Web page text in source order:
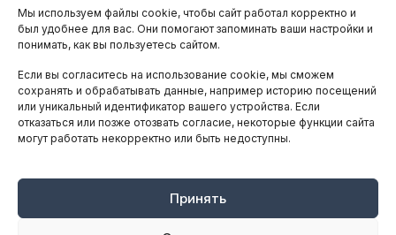
Мы используем файлы cookie, чтобы сайт работал корректно и
был удобнее для вас. Они помогают запоминать ваши настройки и
понимать, как вы пользуетесь сайтом.
Если вы согласитесь на использование cookie, мы сможем
сохранять и обрабатывать данные, например историю посещений
или уникальный идентификатор вашего устройства. Если
отказаться или позже отозвать согласие, некоторые функции сайта
могут работать некорректно или быть недоступны.
Принять
АНАЛИТИКА И СТАТИСТИКА
ARTICLES IN ENGLISH
НАВИГАЦИЯ
Оплата онлайн